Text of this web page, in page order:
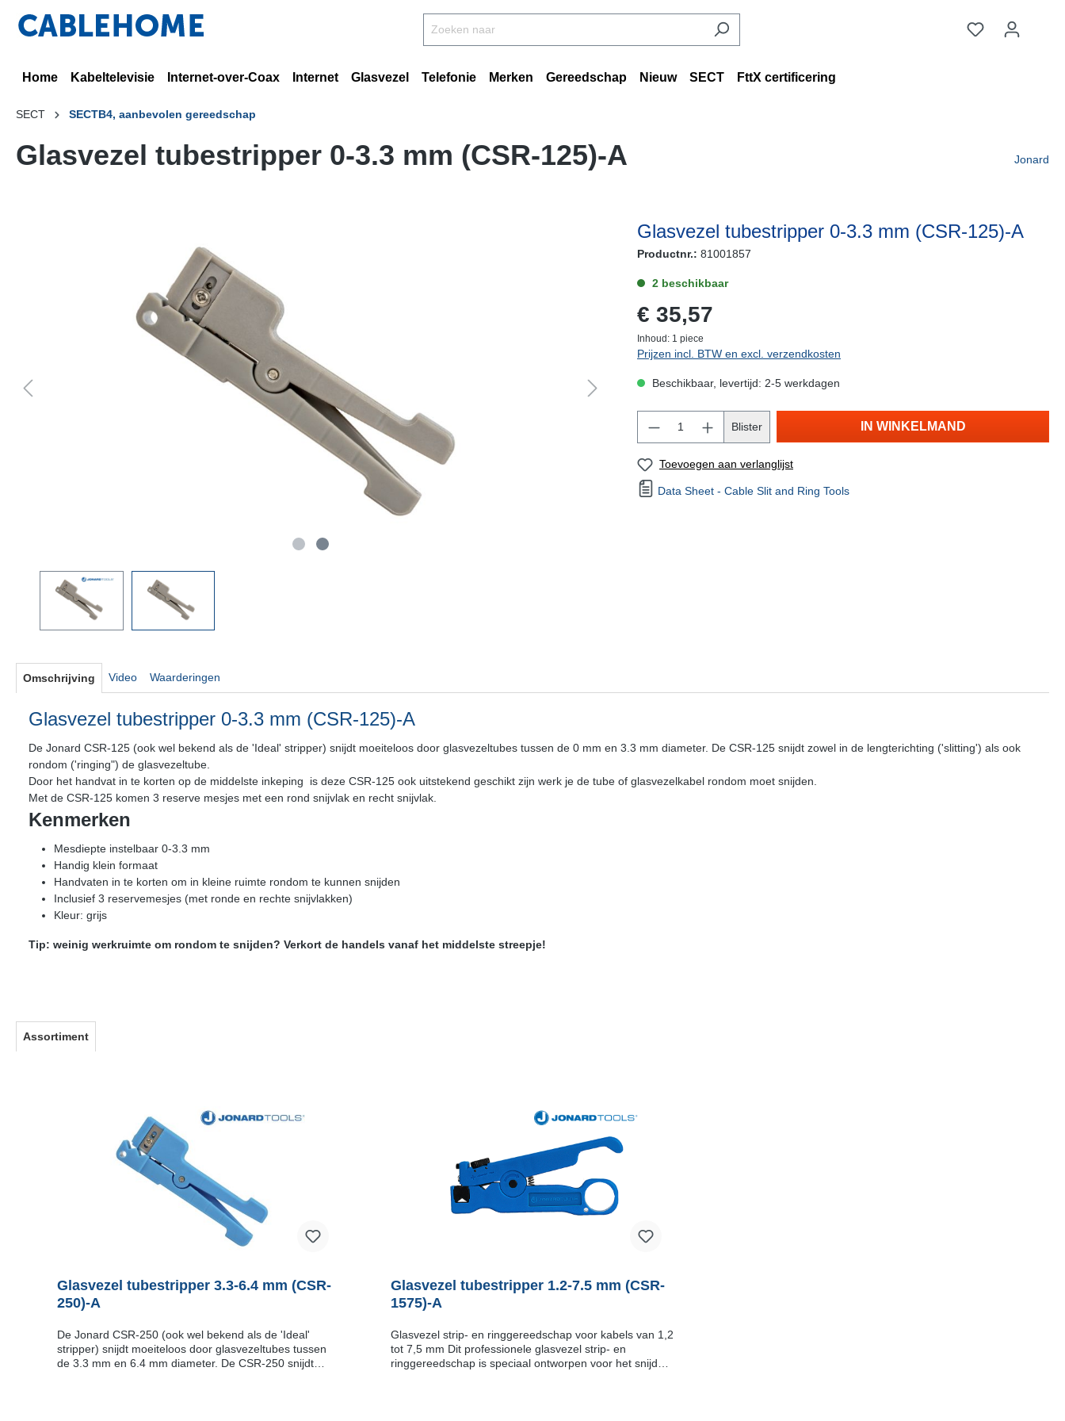
Home Kabeltelevisie Internet-over-Coax Internet Glasvezel Telefonie Merken Gereedschap Nieuw SECT FttX certificering
SECT SECTB4, aanbevolen gereedschap
Glasvezel tubestripper 0-3.3 mm (CSR-125)-A Jonard
Glasvezel tubestripper 0-3.3 mm (CSR-125)-A
Productnr.: 81001857
2 beschikbaar
€ 35,57
Inhoud: 1 piece
Prijzen incl. BTW en excl. verzendkosten
Beschikbaar, levertijd: 2-5 werkdagen
Blister IN WINKELMAND
Toevoegen aan verlanglijst
Data Sheet - Cable Slit and Ring Tools
Omschrijving Video Waarderingen
Glasvezel tubestripper 0-3.3 mm (CSR-125)-A
De Jonard CSR-125 (ook wel bekend als de 'Ideal' stripper) snijdt moeiteloos door glasvezeltubes tussen de 0 mm en 3.3 mm diameter. De CSR-125 snijdt zowel in de lengterichting ('slitting') als ook
rondom ('ringing") de glasvezeltube.
Door het handvat in te korten op de middelste inkeping is deze CSR-125 ook uitstekend geschikt zijn werk je de tube of glasvezelkabel rondom moet snijden.
Met de CSR-125 komen 3 reserve mesjes met een rond snijvlak en recht snijvlak.
Kenmerken
Mesdiepte instelbaar 0-3.3 mm
Handig klein formaat
Handvaten in te korten om in kleine ruimte rondom te kunnen snijden
Inclusief 3 reservemesjes (met ronde en rechte snijvlakken)
Kleur: grijs
Tip: weinig werkruimte om rondom te snijden? Verkort de handels vanaf het middelste streepje!
Assortiment
Glasvezel tubestripper 3.3-6.4 mm (CSR-
250)-A
De Jonard CSR-250 (ook wel bekend als de 'Ideal'
stripper) snijdt moeiteloos door glasvezeltubes tussen
de 3.3 mm en 6.4 mm diameter. De CSR-250 snijdt
Glasvezel tubestripper 1.2-7.5 mm (CSR-
1575)-A
Glasvezel strip- en ringgereedschap voor kabels van 1,2
tot 7,5 mm Dit professionele glasvezel strip- en
ringgereedschap is speciaal ontworpen voor het snijden